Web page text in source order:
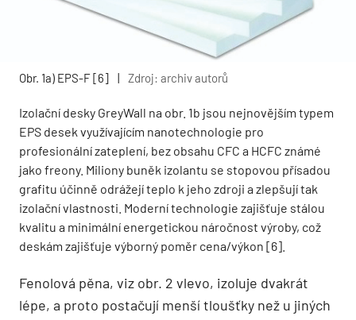
Obr. 1a) EPS-F [6] Zdroj: archiv autorů
Izolační desky GreyWall na obr. 1b jsou nejnovějším typem
EPS desek využívajícím nanotechnologie pro
profesionální zateplení, bez obsahu CFC a HCFC známé
jako freony. Miliony buněk izolantu se stopovou přísadou
grafitu účinně odrážejí teplo k jeho zdroji a zlepšují tak
izolační vlastnosti. Moderní technologie zajišťuje stálou
kvalitu a minimální energetickou náročnost výroby, což
deskám zajišťuje výborný poměr cena/výkon [6].
Fenolová pěna, viz obr. 2 vlevo, izoluje dvakrát
lépe, a proto postačují menší tloušťky než u jiných